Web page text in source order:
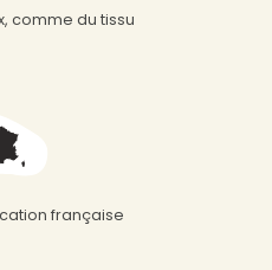
comme du tissu
française